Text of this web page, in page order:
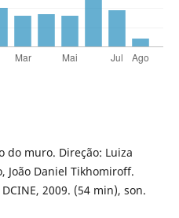
do muro. Direção: Luiza
João Daniel Tikhomiroff.
2009. (54 min), son.